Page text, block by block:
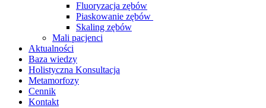
Fluoryzacja zębów
Piaskowanie zębów
Skaling zębów
Mali pacjenci
Aktualności
Baza wiedzy
Holistyczna Konsultacja
Metamorfozy
Cennik
Kontakt